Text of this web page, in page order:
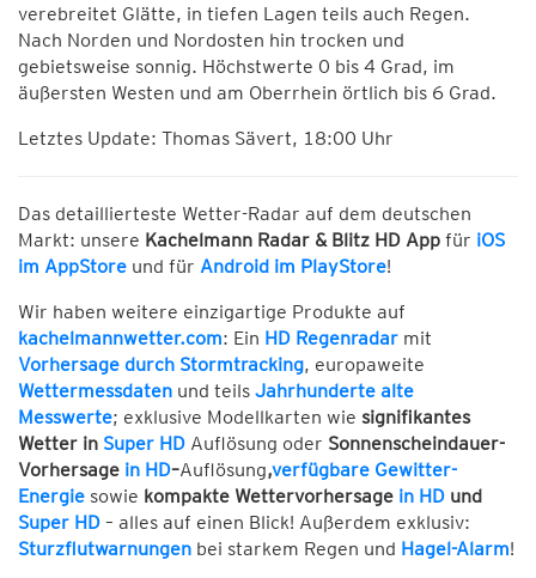
verebreitet Glätte, in tiefen Lagen teils auch Regen.
Nach Norden und Nordosten hin trocken und
gebietsweise sonnig. Höchstwerte 0 bis 4 Grad, im
äußersten Westen und am Oberrhein örtlich bis 6 Grad.
Letztes Update: Thomas Sävert, 18:00 Uhr
Das detaillierteste Wetter-Radar auf dem deutschen
Markt: unsere Kachelmann Radar & Blitz HD App für iOS
im AppStore und für Android im PlayStore!
Wir haben weitere einzigartige Produkte auf
kachelmannwetter.com: Ein HD Regenradar mit
Vorhersage durch Stormtracking, europaweite
Wettermessdaten und teils Jahrhunderte alte
Messwerte; exklusive Modellkarten wie signifikantes
Wetter in Super HD Auflösung oder Sonnenscheindauer-
Vorhersage in HD–Auflösung,verfügbare Gewitter-
Energie sowie kompakte Wettervorhersage in HD und
Super HD – alles auf einen Blick! Außerdem exklusiv:
Sturzflutwarnungen bei starkem Regen und Hagel-Alarm!